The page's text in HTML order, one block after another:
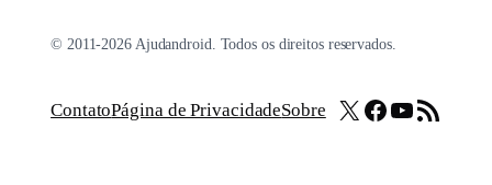
© 2011-2026 Ajudandroid. Todos os direitos reservados.
ContatoPágina de PrivacidadeSobre X Facebook
Youtube
Feed RSS